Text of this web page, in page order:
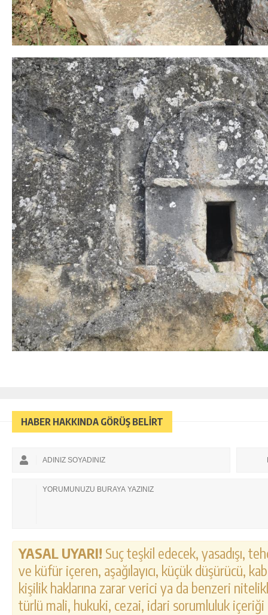
HABER HAKKINDA GÖRÜŞ BELİRT
YASAL UYARI! Suç teşkil edecek, yasadışı,
ve küfür içeren, aşağılayıcı, küçük düşürücü,
kişilik haklarına zarar verici ya da benzeri
türlü mali, hukuki, cezai, idari sorumluluk